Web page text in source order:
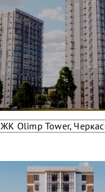
ЖК Olimp Tower,